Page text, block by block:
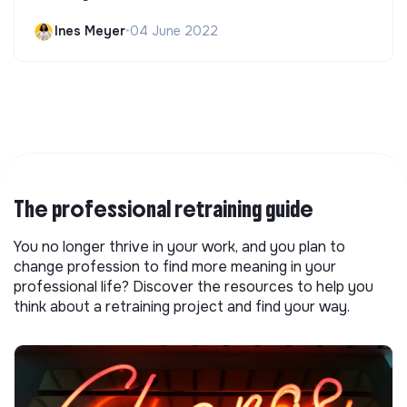
Ines Meyer•04 June 2022
The professional retraining guide
You no longer thrive in your work, and you plan to
change profession to find more meaning in your
professional life? Discover the resources to help you
think about a retraining project and find your way.